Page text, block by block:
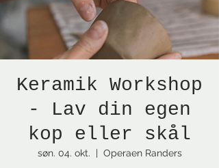
Keramik Workshop
- Lav din egen
kop eller skål
søn. 04. okt.
  |
Operaen Randers